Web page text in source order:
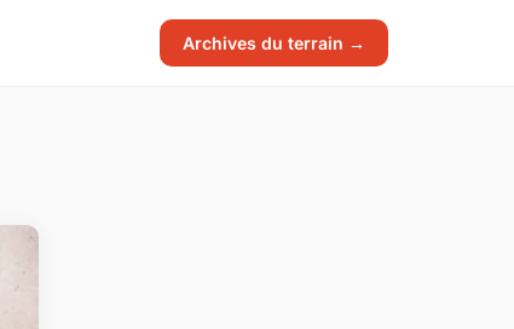
Archives du terrain →